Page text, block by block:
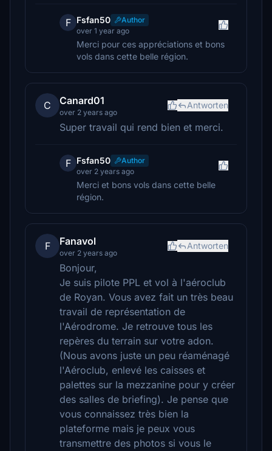
F Fsfan50
Author
over 1 year ago
Merci pour ces appréciations et bons
vols dans cette belle région.
C Canard01
over 2 years ago
Antworten
Super travail qui rend bien et merci.
F Fsfan50
Author
over 2 years ago
Merci et bons vols dans cette belle
région.
F Fanavol
over 2 years ago
Antworten
Bonjour,
Je suis pilote PPL et vol à l'aéroclub
de Royan. Vous avez fait un très beau
travail de représentation de
l'Aérodrome. Je retrouve tous les
repères du terrain sur votre adon.
(Nous avons juste un peu réaménagé
l'Aéroclub, enlevé les caisses et
palettes sur la mezzanine pour y créer
des salles de briefing). Je pense que
vous connaissez très bien la
plateforme mais je peux vous
transmettre des photos si vous le